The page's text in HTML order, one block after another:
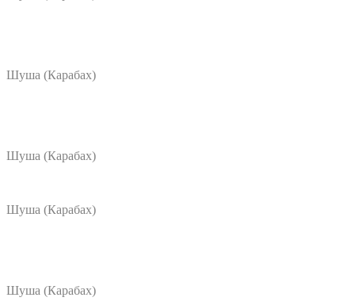
Шуша (Карабах)
Шуша (Карабах)
Шуша (Карабах)
Шуша (Карабах)